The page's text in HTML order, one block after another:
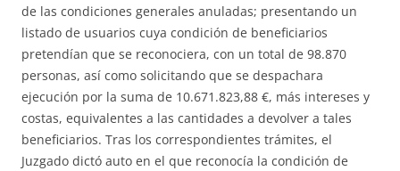
de las condiciones generales anuladas; presentando un
listado de usuarios cuya condición de beneficiarios
pretendían que se reconociera, con un total de 98.870
personas, así como solicitando que se despachara
ejecución por la suma de 10.671.823,88 €, más intereses y
costas, equivalentes a las cantidades a devolver a tales
beneficiarios. Tras los correspondientes trámites, el
Juzgado dictó auto en el que reconocía la condición de